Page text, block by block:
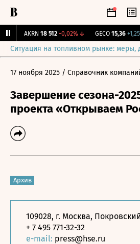
AKRN 18 512 -0,02%↓ GECO 15,36 +1,25%
Ситуация на топливном рынке: меры,
17 ноября 2025 / Справочник
Завершение сезона-
проекта «Открываем
Архив
109028, г. Москва,
+ 7 495 771-32-32
e-mail: press@hse.ru